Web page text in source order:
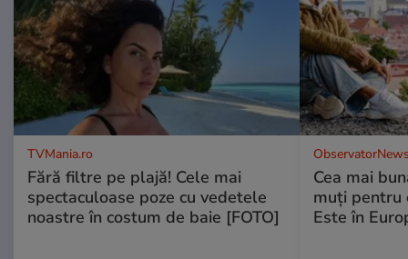
TVMania.ro
Fără filtre pe plajă! Cele mai
spectaculoase poze cu vedetele
noastre în costum de baie [FOTO]
Cea mai
muţi pentru
Este în